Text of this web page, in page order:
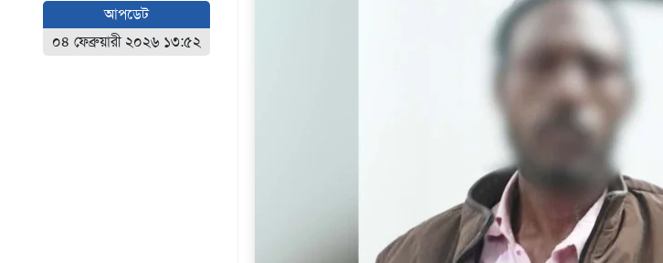
ভিডিও
অন্যান্য
আপডেট
০৪ ফেব্রুয়ারী ২০২৬ ১৩:৫২